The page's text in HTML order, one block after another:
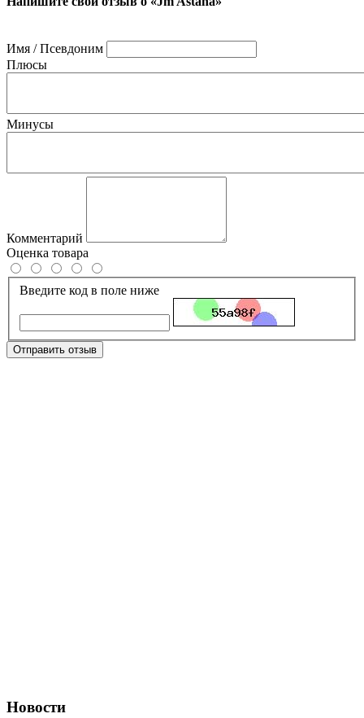
Имя / Псевдоним
Плюсы
Минусы
Комментарий
Оценка товара
Введите код в поле ниже
Отправить отзыв
Новости